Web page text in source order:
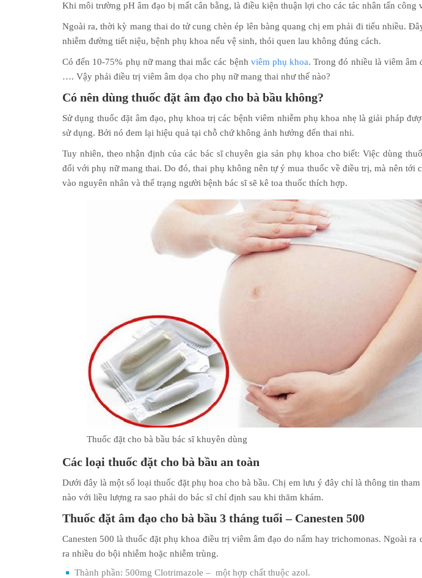
Khi môi trường pH âm đạo bị mất cân bằng, là điều kiện thuận lợi cho các tác nhân tấn công
Ngoài ra, thời kỳ mang thai do tử cung chèn ép lên bàng quang chị em phải đi tiểu nhiều.
nhiễm đường tiết niệu, bệnh phụ khoa nếu vệ sinh, thói quen lau không đúng cách.
Có đến 10-75% phụ nữ mang thai mắc các bệnh viêm phụ khoa. Trong đó nhiều là viêm âm
…. Vậy phải điều trị viêm âm dọa cho phụ nữ mang thai như thế nào?
Có nên dùng thuốc đặt âm đạo cho bà bầu không?
Sử dụng thuốc đặt âm đạo, phụ khoa trị các bệnh viêm nhiễm phụ khoa nhẹ là giải pháp
sử dụng. Bởi nó đem lại hiệu quả tại chỗ chứ không ảnh hưởng đến thai nhi.
Tuy nhiên, theo nhận định của các bác sĩ chuyên gia sản phụ khoa cho biết: Việc dùng
đối với phụ nữ mang thai. Do đó, thai phụ không nên tự ý mua thuốc về điều trị, mà nên tới
vào nguyên nhân và thể trạng người bệnh bác sĩ sẽ kê toa thuốc thích hợp.
Thuốc đặt cho bà bầu bác sĩ khuyên dùng
Các loại thuốc đặt cho bà bầu an toàn
Dưới đây là một số loại thuốc đặt phụ hoa cho bà bầu. Chị em lưu ý đây chỉ là thông tin
nào với liều lượng ra sao phải do bác sĩ chỉ định sau khi thăm khám.
Thuốc đặt âm đạo cho bà bầu 3 tháng tuổi – Canesten 500
Canesten 500 là thuốc đặt phụ khoa điều trị viêm âm đạo do nấm hay trichomonas. Ngoài
ra nhiều do bội nhiễm hoặc nhiễm trùng.
Thành phần: 500mg Clotrimazole – một hợp chất thuộc azol.